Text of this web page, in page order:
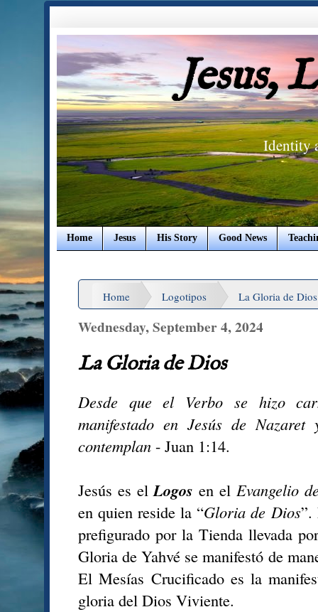
Jesus,
Identity
Home Jesus His Story Good News
Home Logotipos La Gloria de Dios
Wednesday, September 4, 2024
La Gloria de Dios
Desde que el Verbo se hizo
manifestado en Jesús de
contemplan - Juan 1:14.
Jesús es elLogos en el Evangelio
en quien reside la “Gloria de Dios”.
prefigurado por la Tienda llevada
Gloria de Yahvé se manifestó de
El Mesías Crucificado es la
gloria del Dios Viviente.